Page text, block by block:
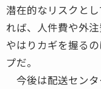
潜在的なリスクと
れば、人件費や外
やはりカギを握る
プだ。
今後は配送センタ